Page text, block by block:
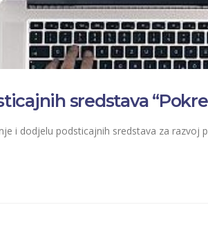
sredstava
i dodjelu podsticajnih sredstava za